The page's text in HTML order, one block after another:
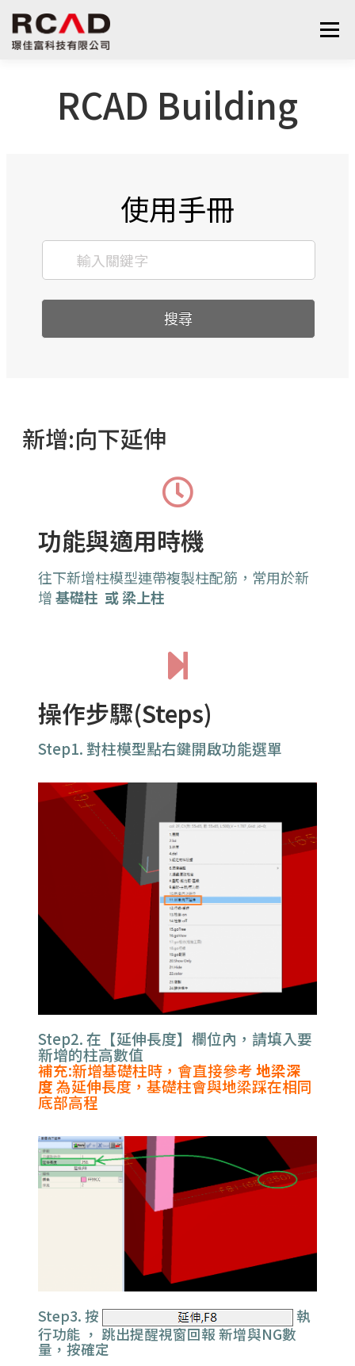
選單
算量服務
RCAD Building
使用手冊
搜尋
新增:向下延伸
功能與適用時機
往下新增柱模型連帶複製柱配筋，常用於新
增基礎柱 或 梁上柱
操作步驟(Steps)
Step1. 對柱模型點右鍵開啟功能選單
Step2. 在【延伸長度】欄位內，請填入要
新增的柱高數值
補充:新增基礎柱時，會直接參考地梁深
度為延伸長度，基礎柱會與地梁踩在相同
底部高程
Step3. 按
執
行功能 ， 跳出提醒視窗回報 新增與NG數
量，按確定